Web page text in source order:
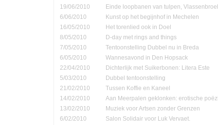
19/06/2010
Einde loopbanen van tulpen,
6/06/2010
Kunst op het begijnhof in Mechelen
16/05/2010
Het torenlied ook in Doel
8/05/2010
D-day met rings and things
7/05/2010
Tentoonstelling Dubbel nu in Breda
6/05/2010
Wannesavond in Den Hopsack
22/04/2010
Dichterlijk met Suikerbonen: Litera Este
5/03/2010
Dubbel tentoonstelling
21/02/2010
Tussen Koffie en Kaneel
14/02/2010
Aan Meerpalen geklonken: erotische
13/02/2010
Muziek voor Artsen zonder Grenzen
6/02/2010
Salon Solidair voor Luk Vervaet.